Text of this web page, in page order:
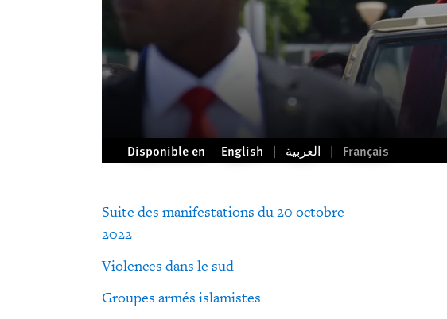
Disponible en English العربية Français
Suite des manifestations du 20 octobre
2022
Violences dans le sud
Groupes armés islamistes